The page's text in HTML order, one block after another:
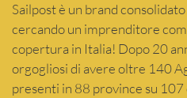
Sailpost è un brand
cercando un imprenditore
copertura in Italia! Dopo 20
orgogliosi di avere oltre 140
presenti in 88 province su 107